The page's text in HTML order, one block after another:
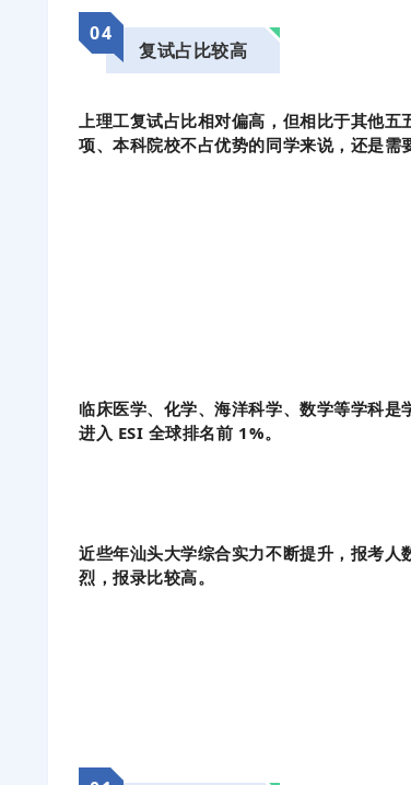
04
复试占比较高
上理工复试占比相对偏高，但相比于其他
项、本科院校不占优势的同学来说，还是需
临床医学、化学、海洋科学、数学等学科
进入 ESI 全球排名前 1%。
近些年汕头大学综合实力不断提升，报考
烈，报录比较高。